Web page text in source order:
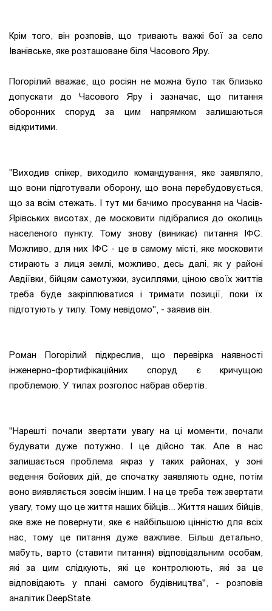
Крім того, він розповів, що тривають важкі бої за село
Іванівське, яке розташоване біля Часового Яру.
Погорілий вважає, що росіян не можна було так близько
допускати до Часового Яру і зазначає, що питання
оборонних споруд за цим напрямком залишаються
відкритими.
"Виходив спікер, виходило командування, яке заявляло,
що вони підготували оборону, що вона перебудовується,
що за всім стежать. І тут ми бачимо просування на Часів-
Ярівських висотах, де московити підібралися до околиць
населеного пункту. Тому знову (виникає) питання ІФС.
Можливо, для них ІФС - це в самому місті, яке московити
стирають з лиця землі, можливо, десь далі, як у районі
Авдіївки, бійцям самотужки, зусиллями, ціною своїх життів
треба буде закріплюватися і тримати позиції, поки їх
підготують у тилу. Тому невідомо", - заявив він.
Роман Погорілий підкреслив, що перевірка наявності
інженерно-фортифікаційних споруд є кричущою
проблемою. У тилах розголос набрав обертів.
"Нарешті почали звертати увагу на ці моменти, почали
будувати дуже потужно. І це дійсно так. Але в нас
залишається проблема якраз у таких районах, у зоні
ведення бойових дій, де спочатку заявляють одне, потім
воно виявляється зовсім іншим. І на це треба теж звертати
увагу, тому що це життя наших бійців... Життя наших бійців,
яке вже не повернути, яке є найбільшою цінністю для всіх
нас, тому це питання дуже важливе. Більш детально,
мабуть, варто (ставити питання) відповідальним особам,
які за цим слідкують, які це контролюють, які за це
відповідають у плані самого будівництва", - розповів
аналітик DeepState.